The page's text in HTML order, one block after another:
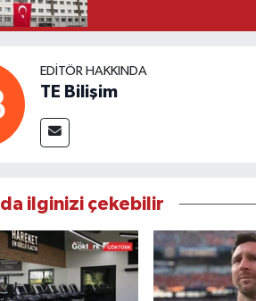
EDITÖR HAKKINDA
TE Bilişim
da ilginizi çekebilir